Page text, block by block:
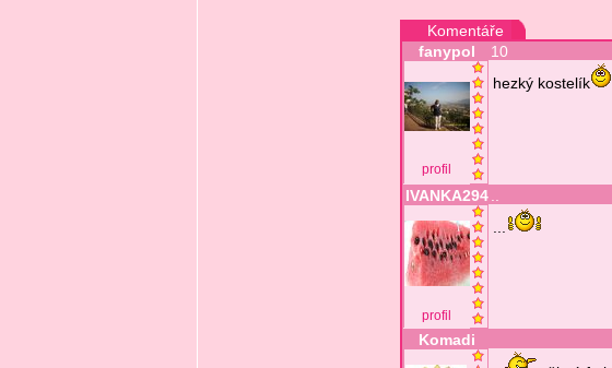
Komentáře
fanypol
10
profil
hezký kostelík
IVANKA294
profil
Komadi